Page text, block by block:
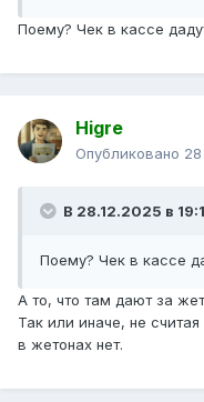
Поему? Чек в кассе
Higre
Опубликовано
В 28.12.2025 в
Поему? Чек в кассе
А то, что там дают за
Так или иначе, не
в жетонах нет.